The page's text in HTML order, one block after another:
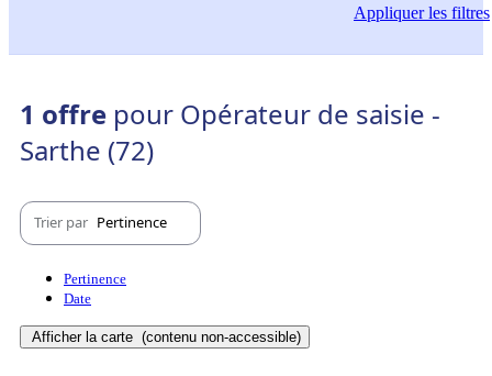
Appliquerles filtres
1 offre pour Opérateur de saisie -
Sarthe (72)
Trier par Pertinence
Pertinence
Date
Afficher la carte (contenu non-accessible)